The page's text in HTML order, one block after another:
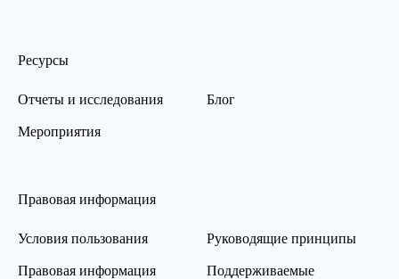
Ресурсы
Отчеты и исследования
Мероприятия
Блог
Правовая информация
Условия пользования
Правовая информация
Руководящие принципы
Поддерживаемые